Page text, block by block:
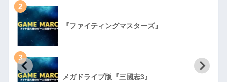
2
『ファイティングマスターズ』
3
メガドライブ版『三國志3』